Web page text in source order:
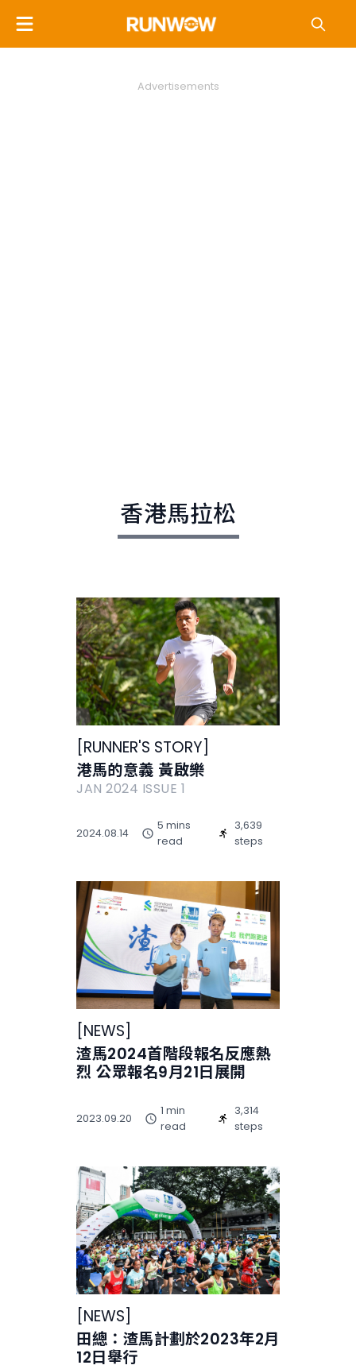
Advertisements
香港馬拉松
RUNNER'S STORY
港馬的意義 黃啟樂
JAN 2024 ISSUE 1
2024.08.14
5 mins
read
3,639
steps
NEWS
渣馬2024首階段報名反應熱
烈 公眾報名9月21日展開
2023.09.20
1 min
read
3,314
steps
NEWS
田總：渣馬計劃於2023年2月
12日舉行